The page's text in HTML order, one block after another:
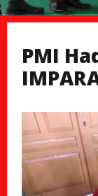
PMI